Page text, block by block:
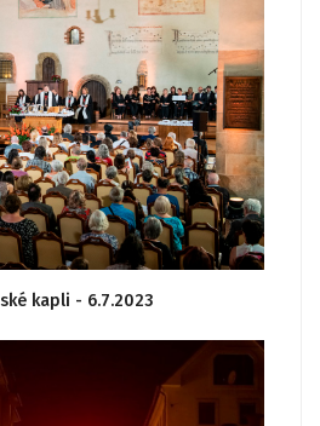
kapli - 6.7.2023